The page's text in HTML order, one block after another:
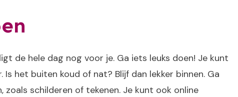
de hele dag nog voor je. Ga iets leuks doen! Je kunt
het buiten koud of nat? Blijf dan lekker binnen. Ga
schilderen of tekenen. Je kunt ook online